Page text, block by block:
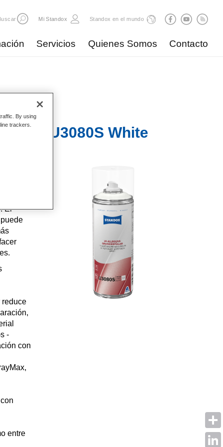
Mi Standox Standox en el mundo
Servicios Quienes Somos Contacto
U3080S White
El
de
El
reduce
-
con
entre
By using
trackers.